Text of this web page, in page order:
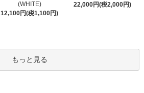
(WHITE)
12,100円(税1,100円)
22,000円(税2,000円)
もっと見る